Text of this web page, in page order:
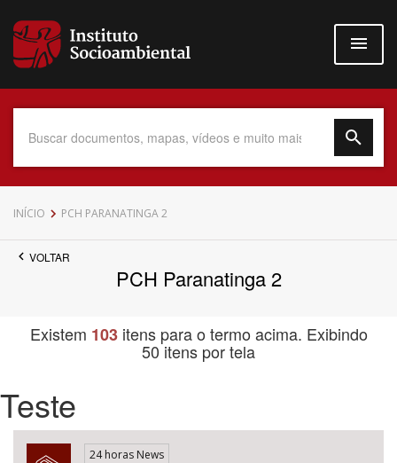
para
conteúdo
Data do Documento
INÍCIO PCH PARANATINGA 2
VOLTAR
PCH Paranatinga 2
Existem 103itens para o termo acima. Exibindo
50 itens por tela
Teste
24 horas News